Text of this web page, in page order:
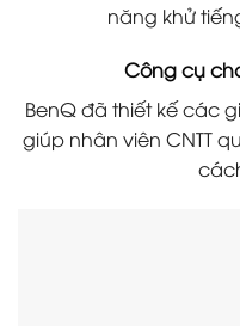
năng khử
Công cụ
BenQ đã thiết kế các
giúp nhân viên CNTT